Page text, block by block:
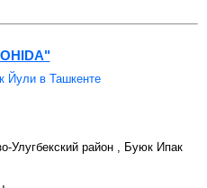
Йули в Ташкенте
Улугбекский район , Буюк Ипак